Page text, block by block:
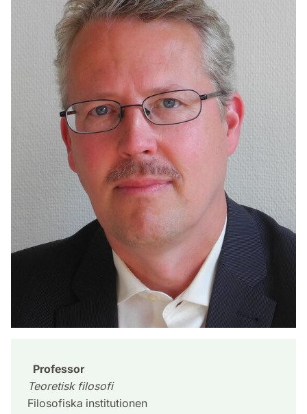
Professor
Teoretisk filosofi
Filosofiska institutionen